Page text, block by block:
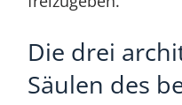
Die drei
Säulen des